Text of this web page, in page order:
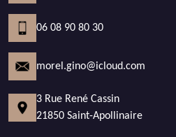
06 08 90 80 30
morel.gino@icloud.com
3 Rue René Cassin
21850 Saint-Apollinaire